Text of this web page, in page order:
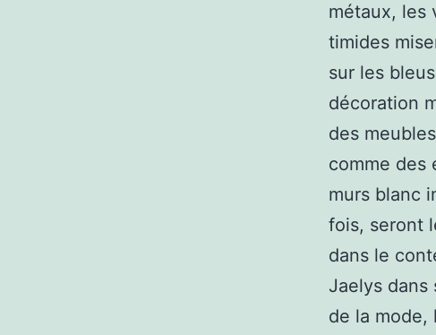
métaux, les
timides
sur les
décoration
des
comme des
murs blanc
fois, seront
dans le
Jaelys dans
de la mode,